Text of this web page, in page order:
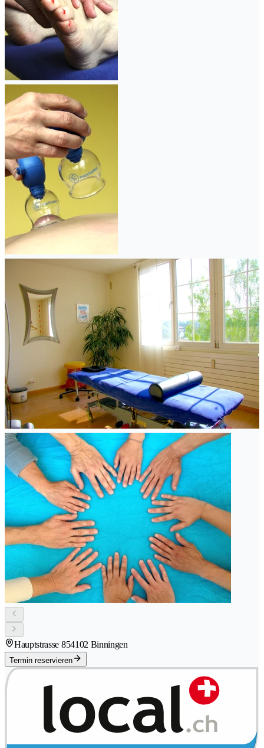
Hauptstrasse 854102 Binningen
Termin reservieren